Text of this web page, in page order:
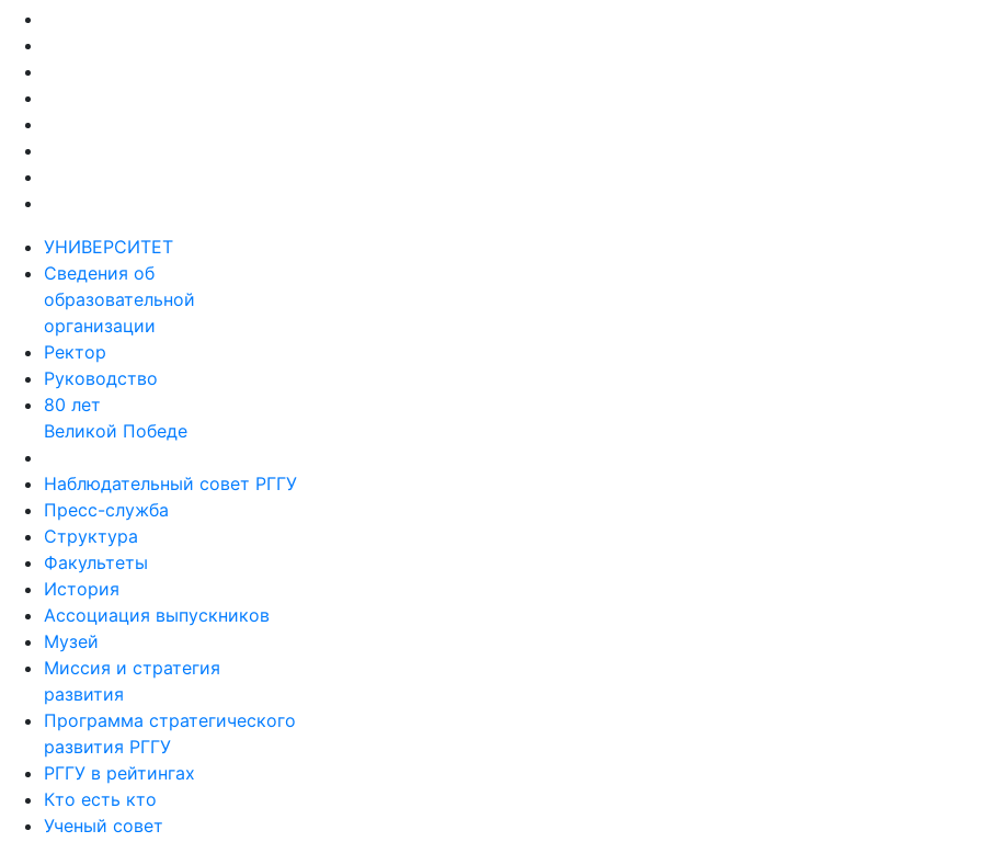
УНИВЕРСИТЕТ
Сведения об
образовательной
организации
Ректор
Руководство
80 лет
Великой Победе
Наблюдательный совет РГГУ
Пресс-служба
Структура
Факультеты
История
Ассоциация выпускников
Музей
Миссия и стратегия
развития
Программа стратегического
развития РГГУ
РГГУ в рейтингах
Кто есть кто
Ученый совет